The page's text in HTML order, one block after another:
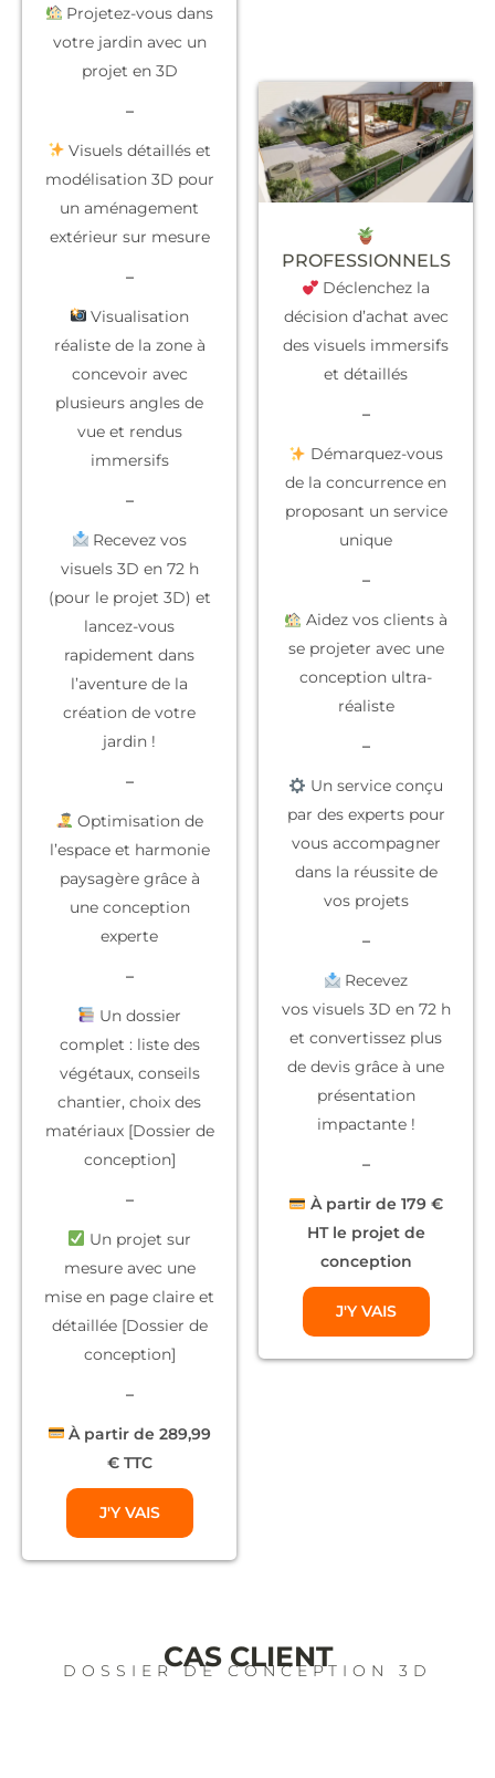
Projetez-vous dans
votre jardin avec un
projet en 3D
–
Visuels détaillés et
modélisation 3D pour
un aménagement
extérieur sur mesure
–
Visualisation
réaliste de la zone à
concevoir avec
plusieurs angles de
vue et rendus
immersifs
–
Recevez vos
visuels 3D en 72 h
(pour le projet 3D) et
lancez-vous
rapidement dans
l’aventure de la
création de votre
jardin !
–
Optimisation de
l’espace et harmonie
paysagère grâce à
une conception
experte
–
Un dossier
complet : liste des
végétaux, conseils
chantier, choix des
matériaux [Dossier de
conception]
–
Un projet sur
mesureavec une
mise en page claire et
détaillée [Dossier de
conception]
–
À partir de 289,99
€ TTC
J'Y VAIS
PROFESSIONNELS
Déclenchez la
décision d’achat avec
des visuels immersifs
et détaillés
–
Démarquez-vous
de la concurrence en
proposant un service
unique
–
Aidez vos clients à
se projeter avec une
conception ultra-
réaliste
–
Un service conçu
par des expertspour
vous accompagner
dans la réussite de
vos projets
–
Recevez
vos visuels 3D en 72 h
et convertissez plus
de devis grâce à une
présentation
impactante !
–
À partir de 179 €
HT le projet de
conception
J'Y VAIS
CAS CLIENT
DOSSIER DE CONCEPTION 3D